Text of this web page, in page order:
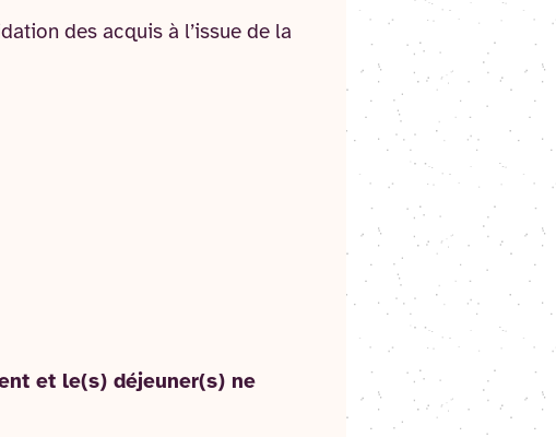
des acquis à l’issue de la
et le(s) déjeuner(s) ne